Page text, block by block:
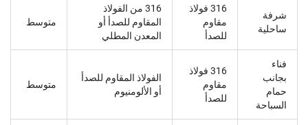
شرفة
ساحلية
316 فولاذ
مقاوم
للصدأ
316 من الفولاذ
المقاوم للصدأ أو
المعدن المطلي
متوسط
فناء
بجانب
حمام
السباحة
316 فولاذ
مقاوم
للصدأ
الفولاذ المقاوم للصدأ
أو الألومنيوم
متوسط